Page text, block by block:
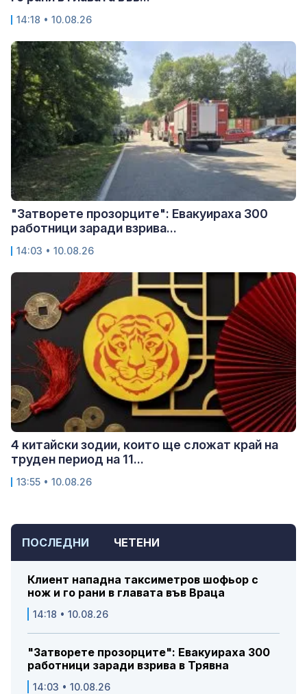
ПОСЛЕДНИ ЧЕТЕНИ
Клиент нападна таксиметров шофьор с
нож и го рани в главата във Враца
14:18 • 10.08.26
"Затворете прозорците": Евакуираха 300
работници заради взрива в Трявна
14:03 • 10.08.26
14:18 • 10.08.26
"Затворете прозорците": Евакуираха 300
работници заради взрива...
14:03 • 10.08.26
4 китайски зодии, които ще сложат край на
труден период на 11...
13:55 • 10.08.26